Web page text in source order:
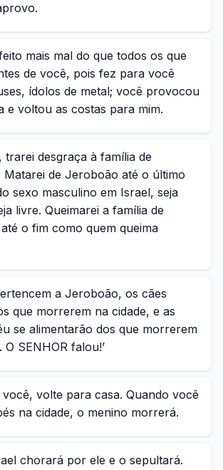
mais mal do que todos os que
de você, pois fez para você
ídolos de metal; você provocou
e voltou as costas para mim.
trarei desgraça à família de
de Jeroboão até o último
sexo masculino em Israel, seja
livre. Queimarei a família de
o fim como quem queima
a Jeroboão, os cães
que morrerem na cidade, e as
se alimentarão dos que morrerem
SENHOR falou!’
você, volte para casa. Quando você
na cidade, o menino morrerá.
chorará por ele e o sepultará.